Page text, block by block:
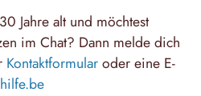
Jahre alt und möchtest
im Chat? Dann melde dich
Kontaktformularoder eine E-